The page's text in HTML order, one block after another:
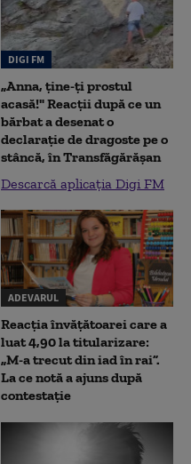
DIGI FM
„Anna, ţine-ţi prostul
acasă!" Reacţii după ce un
bărbat a desenat o
declaraţie de dragoste pe o
stâncă, în Transfăgărăşan
Descarcă aplicația Digi FM
ADEVARUL
Reacția învățătoarei care a
luat 4,90 la titularizare:
„M-a trecut din iad în rai”.
La ce notă a ajuns după
contestație